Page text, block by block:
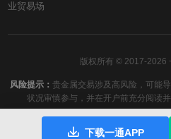
业贸易场
版权所有 © 2017-2026
风险提示： 贵金属交易涉及高风险，可能
状况审慎参与，并在开户前充分阅读
下载一通APP